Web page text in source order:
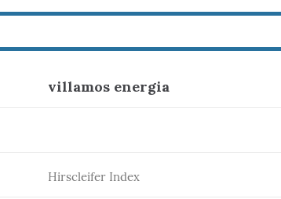
villamos energia
Hirscleifer Index